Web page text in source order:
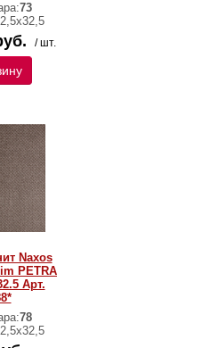
73
/ шт.
Naxos
PETRA
Арт.
78